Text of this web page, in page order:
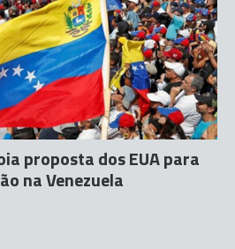
proposta dos EUA para
na Venezuela